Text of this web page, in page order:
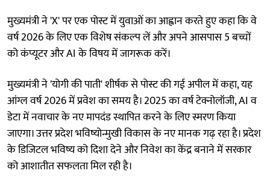
मुख्यमंत्री ने 'X' पर एक पोस्ट में युवाओं का आह्वान करते हुए कहा कि वे
वर्ष 2026 के लिए एक विशेष संकल्प लें और अपने आसपास 5 बच्चों
को कंप्यूटर और AI के विषय में जागरूक करें।
मुख्यमंत्री ने 'योगी की पाती' शीर्षक से पोस्ट की गई अपील में कहा, यह
आंग्ल वर्ष 2026 में प्रवेश का समय है। 2025 का वर्ष टेक्नोलॉजी, AI व
डेटा में नवाचार के नए मापदंड स्थापित करने के लिए स्मरण किया
जाएगा। उत्तर प्रदेश भविष्योन्मुखी विकास के नए मानक गढ़ रहा है। प्रदेश
के डिजिटल भविष्य को दिशा देने और निवेश का केंद्र बनाने में सरकार
को आशातीत सफलता मिल रही है।